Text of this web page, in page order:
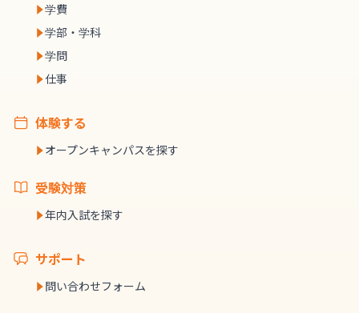
学費
学部・学科
学問
仕事
体験する
オープンキャンパスを探す
受験対策
年内入試を探す
サポート
問い合わせフォーム